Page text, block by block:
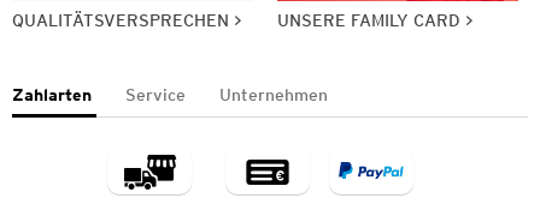
QUALITÄTSVERSPRECHEN UNSERE FAMILY CARD
Zahlarten Service Unternehmen